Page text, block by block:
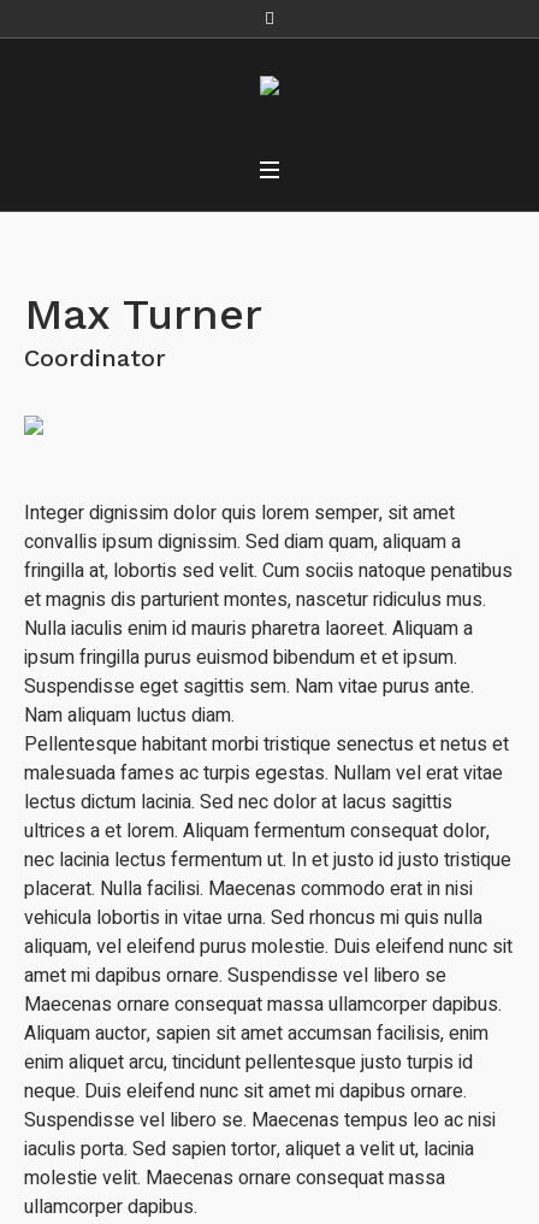
Max Turner
Coordinator
Integer dignissim dolor quis lorem semper, sit amet
convallis ipsum dignissim. Sed diam quam, aliquam a
fringilla at, lobortis sed velit. Cum sociis natoque penatibus
et magnis dis parturient montes, nascetur ridiculus mus.
Nulla iaculis enim id mauris pharetra laoreet. Aliquam a
ipsum fringilla purus euismod bibendum et et ipsum.
Suspendisse eget sagittis sem. Nam vitae purus ante.
Nam aliquam luctus diam.
Pellentesque habitant morbi tristique senectus et netus et
malesuada fames ac turpis egestas. Nullam vel erat vitae
lectus dictum lacinia. Sed nec dolor at lacus sagittis
ultrices a et lorem. Aliquam fermentum consequat dolor,
nec lacinia lectus fermentum ut. In et justo id justo tristique
placerat. Nulla facilisi. Maecenas commodo erat in nisi
vehicula lobortis in vitae urna. Sed rhoncus mi quis nulla
aliquam, vel eleifend purus molestie. Duis eleifend nunc sit
amet mi dapibus ornare. Suspendisse vel libero se
Maecenas ornare consequat massa ullamcorper dapibus.
Aliquam auctor, sapien sit amet accumsan facilisis, enim
enim aliquet arcu, tincidunt pellentesque justo turpis id
neque. Duis eleifend nunc sit amet mi dapibus ornare.
Suspendisse vel libero se. Maecenas tempus leo ac nisi
iaculis porta. Sed sapien tortor, aliquet a velit ut, lacinia
molestie velit. Maecenas ornare consequat massa
ullamcorper dapibus.